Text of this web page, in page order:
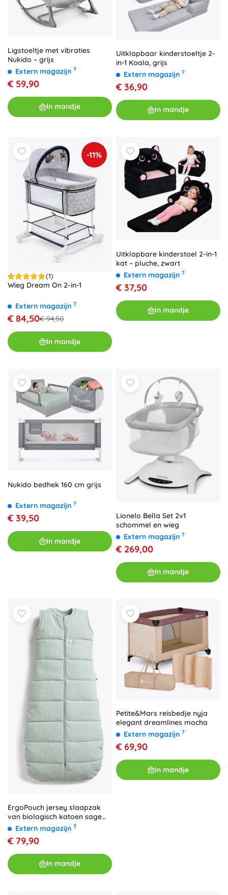
Ligstoeltje met vibraties
Nukido – grijs
Extern magazijn ?
€ 59,90
In mandje
Uitklapbaar kinderstoeltje 2-
in-1 Koala, grijs
Extern magazijn ?
€ 36,90
In mandje
-11%
(1)
Wieg Dream On 2-in-1
Extern magazijn ?
€ 84,50€ 94,50
In mandje
Uitklapbare kinderstoel 2-in-1
kat – pluche, zwart
Extern magazijn ?
€ 37,50
In mandje
Nukido bedhek 160 cm grijs
Extern magazijn ?
€ 39,50
In mandje
Lionelo Bella Set 2v1
schommel en wieg
Extern magazijn ?
€ 269,00
In mandje
ErgoPouch jersey slaapzak
van biologisch katoen sage
2,5 TOG (3–12 m)
Extern magazijn ?
€ 79,90
In mandje
Petite&Mars reisbedje nyja
elegant dreamlines mocha
Extern magazijn ?
€ 69,90
In mandje